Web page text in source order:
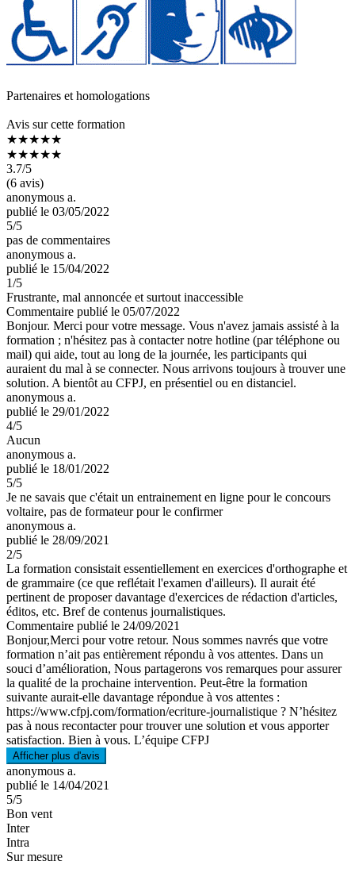
Partenaires et homologations
Avis sur cette formation
★★★★★
★★★★★
3.7/5
(6 avis)
anonymous a.
publié le 03/05/2022
5/5
pas de commentaires
anonymous a.
publié le 15/04/2022
1/5
Frustrante, mal annoncée et surtout inaccessible
Commentaire publié le 05/07/2022
Bonjour. Merci pour votre message. Vous n'avez jamais assisté à la
formation ; n'hésitez pas à contacter notre hotline (par téléphone ou
mail) qui aide, tout au long de la journée, les participants qui
auraient du mal à se connecter. Nous arrivons toujours à trouver une
solution. A bientôt au CFPJ, en présentiel ou en distanciel.
anonymous a.
publié le 29/01/2022
4/5
Aucun
anonymous a.
publié le 18/01/2022
5/5
Je ne savais que c'était un entrainement en ligne pour le concours
voltaire, pas de formateur pour le confirmer
anonymous a.
publié le 28/09/2021
2/5
La formation consistait essentiellement en exercices d'orthographe et
de grammaire (ce que reflétait l'examen d'ailleurs). Il aurait été
pertinent de proposer davantage d'exercices de rédaction d'articles,
éditos, etc. Bref de contenus journalistiques.
Commentaire publié le 24/09/2021
Bonjour,Merci pour votre retour. Nous sommes navrés que votre
formation n’ait pas entièrement répondu à vos attentes. Dans un
souci d’amélioration, Nous partagerons vos remarques pour assurer
la qualité de la prochaine intervention. Peut-être la formation
suivante aurait-elle davantage répondue à vos attentes :
https://www.cfpj.com/formation/ecriture-journalistique ? N’hésitez
pas à nous recontacter pour trouver une solution et vous apporter
satisfaction. Bien à vous. L’équipe CFPJ
Afficher plus d'avis
anonymous a.
publié le 14/04/2021
5/5
Bon vent
Inter
Intra
Sur mesure